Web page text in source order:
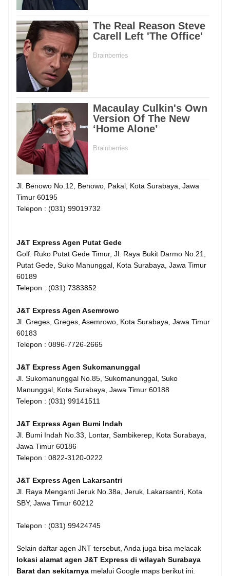
Jl. Benowo No.12, Benowo, Pakal, Kota Surabaya, Jawa
Timur 60195
Telepon : (031) 99019732
J&T Express Agen Putat Gede
Golf. Ruko Putat Gede Timur, Jl. Raya Bukit Darmo No.21,
Putat Gede, Suko Manunggal, Kota Surabaya, Jawa Timur
60189
Telepon : (031) 7383852
J&T Express Agen Asemrowo
Jl. Greges, Greges, Asemrowo, Kota Surabaya, Jawa Timur
60183
Telepon : 0896-7726-2665
J&T Express Agen Sukomanunggal
Jl. Sukomanunggal No.85, Sukomanunggal, Suko
Manunggal, Kota Surabaya, Jawa Timur 60188
Telepon : (031) 99141511
J&T Express Agen Bumi Indah
Jl. Bumi Indah No.33, Lontar, Sambikerep, Kota Surabaya,
Jawa Timur 60186
Telepon : 0822-3120-0222
J&T Express Agen Lakarsantri
Jl. Raya Menganti Jeruk No.38a, Jeruk, Lakarsantri, Kota
SBY, Jawa Timur 60212
Telepon : (031) 99424745
Selain daftar agen JNT tersebut, Anda juga bisa melacak
lokasi alamat agen J&T Express di wilayah Surabaya
Barat dan sekitarnya melalui Google maps berikut ini.